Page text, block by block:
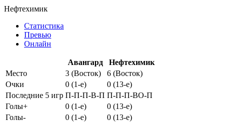
Нефтехимик
Статистика
Превью
Онлайн
Авангард
Нефтехимик
Место
3 (Восток)
6 (Восток)
Очки
0 (1-e)
0 (13-e)
Последние 5 игр П-П-П-В-П П-П-П-ВО-П
Голы+
0 (1-e)
0 (13-e)
Голы-
0 (1-e) 0 (13-e)